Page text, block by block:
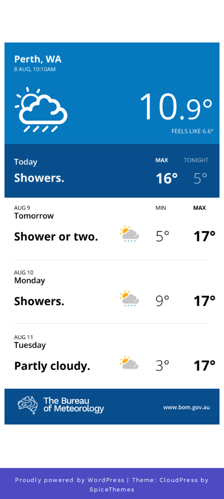
Proudly powered byWordPress | Theme: CloudPress by
SpiceThemes